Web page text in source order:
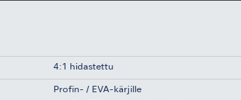
4:1 hidastettu
Profin- / EVA-kärjille